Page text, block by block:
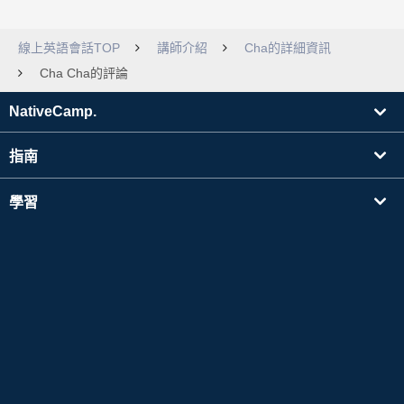
線上英語會話TOP 講師介紹
Cha的詳細資訊
Cha Cha的評論
NativeCamp.
指南
學習